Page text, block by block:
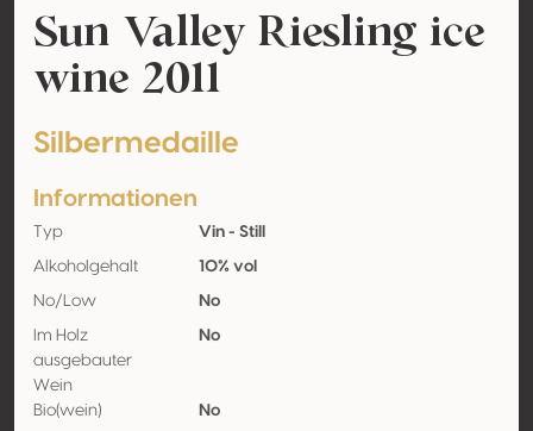
Sun Valley Riesling ice
wine 2011
Silbermedaille
Informationen
Typ Vin - Still
Alkoholgehalt 10% vol
No/Low No
Im Holz
ausgebauter
Wein
No
Bio(wein) No